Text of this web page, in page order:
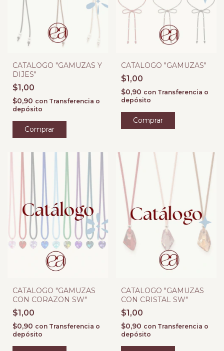
CATALOGO "GAMUZAS Y
DIJES"
$1,00
$0,90 con Transferencia o
depósito
CATALOGO "GAMUZAS"
$1,00
$0,90 con Transferencia o
depósito
CATALOGO "GAMUZAS
CON CORAZON SW"
$1,00
$0,90 con Transferencia o
depósito
CATALOGO "GAMUZAS
CON CRISTAL SW"
$1,00
$0,90 con Transferencia o
depósito